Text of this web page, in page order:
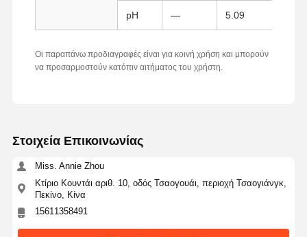
Έλεγχος
Απόσπασμα
Σφαιρική σκόνη πυριτίου
Νανοσφαίρες πυριτίου
Silica Microspheres Cosmetics
pH — 5.09
Οι παραπάνω προδιαγραφές είναι για κοινή χρήση και μπορούν
να προσαρμοστούν κατόπιν αιτήματος του χρήστη.
Στοιχεία Επικοινωνίας
Miss. Annie Zhou
Κτίριο Κουντάι αριθ. 10, οδός Τσαογουάι, περιοχή Τσαογιάνγκ,
Πεκίνο, Κίνα
15611358491